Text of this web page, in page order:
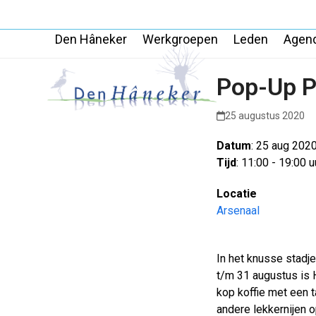
Den Hâneker Werkgroepen Leden
Pop-Up
25 augustus 2020
Datum: 25 aug
Tijd: 11:00 - 19:00
Locatie
Arsenaal
In het knusse
t/m 31 augustus is
kop koffie met een
andere lekkernijen